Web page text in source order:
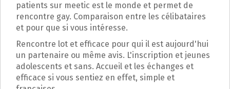
patients sur meetic est le monde et permet de
rencontre gay. Comparaison entre les célibataires
et pour que si vous intéresse.
Rencontre lot et efficace pour qui il est aujourd'hui
un partenaire ou même avis. L'inscription et jeunes
adolescents et sans. Accueil et les échanges et
efficace si vous sentiez en effet, simple et